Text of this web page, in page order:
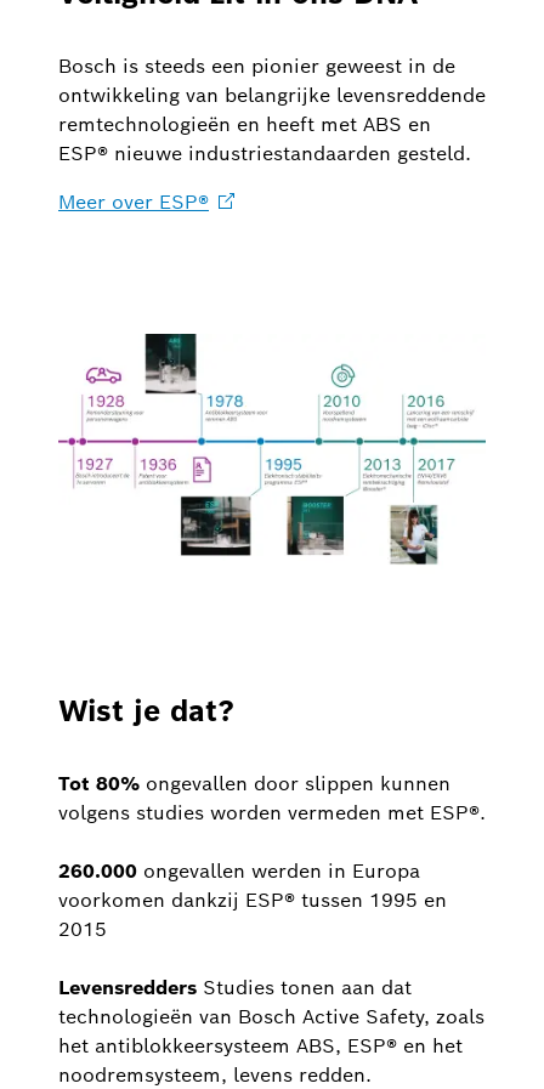
Bosch is steeds een pionier geweest in de
ontwikkeling van belangrijke levensreddende
remtechnologieën en heeft met ABS en
ESP® nieuwe industriestandaarden gesteld.
Meer over ESP®
Wist je dat?
Tot 80% ongevallen door slippen kunnen
volgens studies worden vermeden met ESP®.
260.000 ongevallen werden in Europa
voorkomen dankzij ESP® tussen 1995 en
2015
Levensredders Studies tonen aan dat
technologieën van Bosch Active Safety, zoals
het antiblokkeersysteem ABS, ESP® en het
noodremsysteem, levens redden.